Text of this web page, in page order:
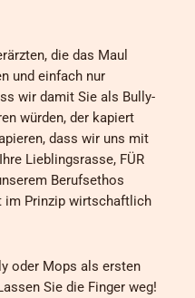
die das Maul
und einfach nur
wir damit Sie als Bully-
würden, der kapiert
dass wir uns mit
Lieblingsrasse, FÜR
Berufsethos
im Prinzip wirtschaftlich
oder Mops als ersten
Sie die Finger weg!